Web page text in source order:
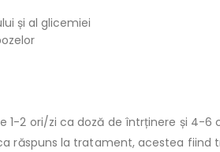
și al glicemiei
1-2 ori/zi ca doză de întrținere și
răspuns la tratament, acestea fiind